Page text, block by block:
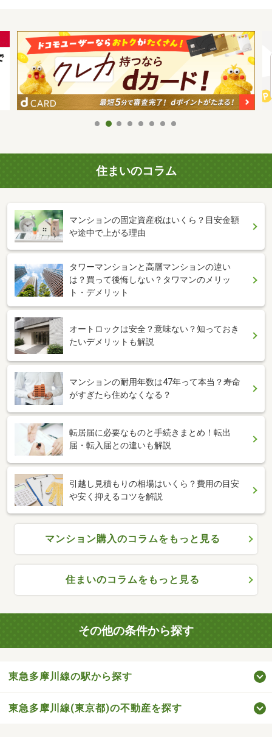
住まいのコラム
マンションの固定資産税はいくら？目安金額
や途中で上がる理由
タワーマンションと高層マンションの違い
は？買って後悔しない？タワマンのメリッ
ト・デメリット
オートロックは安全？意味ない？知っておき
たいデメリットも解説
マンションの耐用年数は47年って本当？寿命
がすぎたら住めなくなる？
転居届に必要なものと手続きまとめ！転出
届・転入届との違いも解説
引越し見積もりの相場はいくら？費用の目安
や安く抑えるコツを解説
マンション購入のコラムをもっと見る
住まいのコラムをもっと見る
その他の条件から探す
東急多摩川線の駅から探す
東急多摩川線(東京都)の不動産を探す